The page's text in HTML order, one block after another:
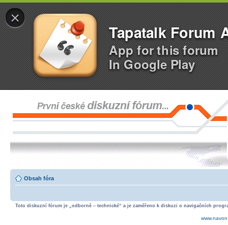
×
Tapatalk Forum
App for this forum
In Google Play
Obsah fóra
Toto diskuzní fórum je „odborně – technické“ a je zaměřeno k diskuzi o navigačních